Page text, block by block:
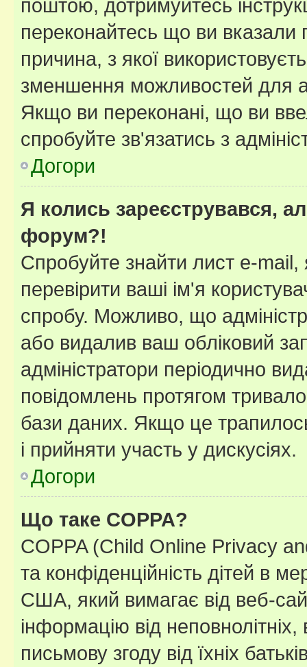
поштою, дотримуйтесь
переконайтесь що ви
причина, з якої
зменшення можливостей для
Якщо ви переконані, що ви
спробуйте зв'язатись з
Догори
Я колись зареєструвався,
форум?!
Спробуйте знайти лист e-mail,
перевірити ваші ім'я
спробу. Можливо, що
або видалив ваш обліковий
адміністратори періодично
повідомлень протягом
бази даних. Якщо це
і прийняти участь у дискусіях.
Догори
Що таке COPPA?
COPPA (Child Online Privacy
та конфіденційність дітей в
США, який вимагає від веб-
інформацію від
письмову згоду від їхніх